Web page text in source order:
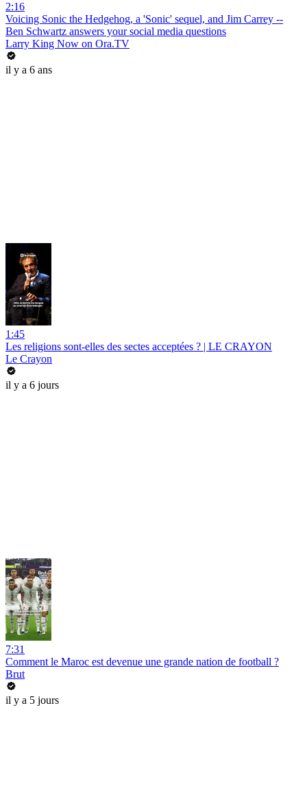
2:16
Voicing Sonic the Hedgehog, a 'Sonic' sequel, and Jim Carrey --
Ben Schwartz answers your social media questions
Larry King Now on Ora.TV
il y a 6 ans
1:45
Les religions sont-elles des sectes acceptées ? | LE CRAYON
Le Crayon
il y a 6 jours
7:31
Comment le Maroc est devenue une grande nation de football ?
Brut
il y a 5 jours